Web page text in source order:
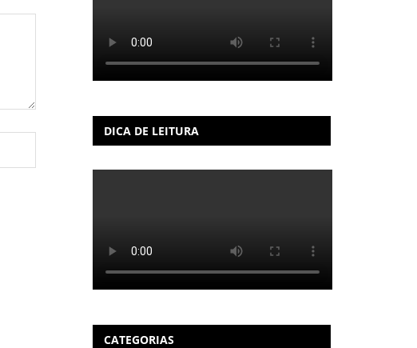
DICA DE LEITURA
CATEGORIAS